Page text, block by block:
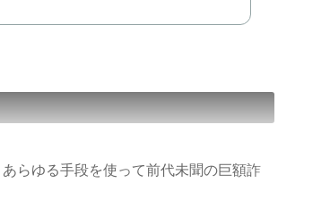
らゆる手段を使って前代未聞の巨額詐